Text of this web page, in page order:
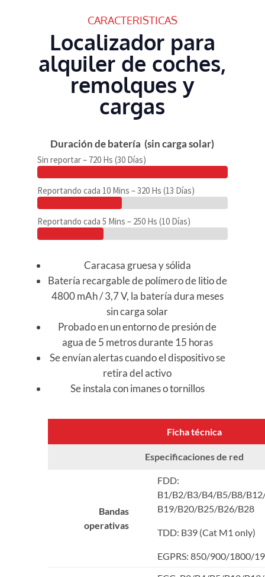
CARACTERISTICAS
Localizador para
alquiler de coches,
remolques y
cargas
Duración de batería (sin carga solar)
Sin reportar – 720 Hs (30 Días)
Reportando cada 10 Mins – 320 Hs (13 Días)
Reportando cada 5 Mins – 250 Hs (10 Días)
Caracasa gruesa y sólida
Batería recargable de polímero de litio de
4800 mAh / 3,7 V, la batería dura meses
sin carga solar
Probado en un entorno de presión de
agua de 5 metros durante 15 horas
Se envían alertas cuando el dispositivo se
retira del activo
Se instala con imanes o tornillos
Ficha técnica
Especificaciones de red
Bandas
operativas
FDD:
B1/B2/B3/B4/B5/B8/
B19/B20/B25/B26/B28
TDD: B39 (Cat M1 only)
EGPRS: 850/900/1800/